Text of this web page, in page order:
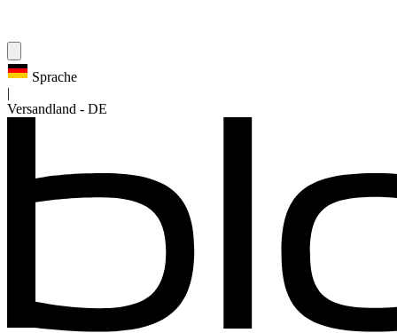
Sprache
Versandland - DE